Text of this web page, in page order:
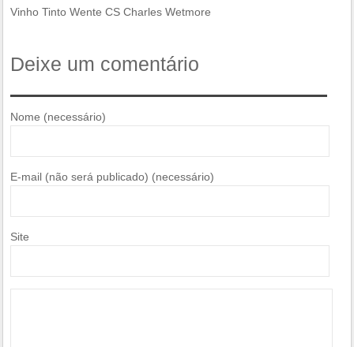
Vinho Tinto Wente CS Charles Wetmore
Deixe um comentário
Nome (necessário)
E-mail (não será publicado) (necessário)
Site